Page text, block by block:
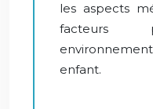
les aspects
facteurs
enfant.